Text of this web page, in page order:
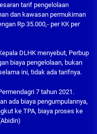
tarif pengelolaan
dan kawasan permukiman
Rp 35.000,- per KK per
DLHK menyebut, Perbup
biaya pengelolaan, bukan
ini, tidak ada tarifnya.
7 tahun 2021.
ada biaya pengumpulannya,
ke TPA, biaya proses ke